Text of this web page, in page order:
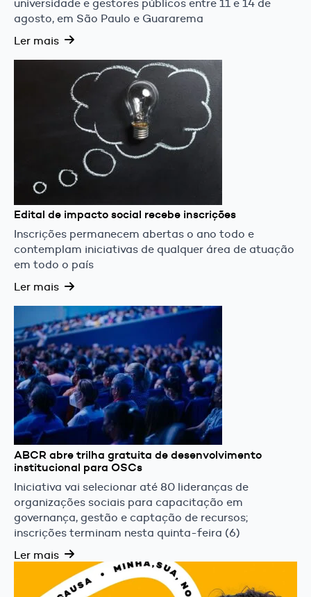
universidade e gestores públicos entre 11 e 14 de
agosto, em São Paulo e Guararema
Ler mais
Edital de impacto social recebe inscrições
Inscrições permanecem abertas o ano todo e
contemplam iniciativas de qualquer área de atuação
em todo o país
Ler mais
ABCR abre trilha gratuita de desenvolvimento
institucional para OSCs
Iniciativa vai selecionar até 80 lideranças de
organizações sociais para capacitação em
governança, gestão e captação de recursos;
inscrições terminam nesta quinta-feira (6)
Ler mais